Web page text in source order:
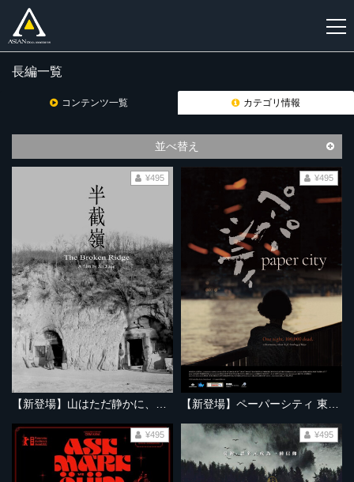
登
長編一覧
コンテンツ一覧 カテゴリ情報
並べ替え
¥495 ¥495
¥495 ¥495